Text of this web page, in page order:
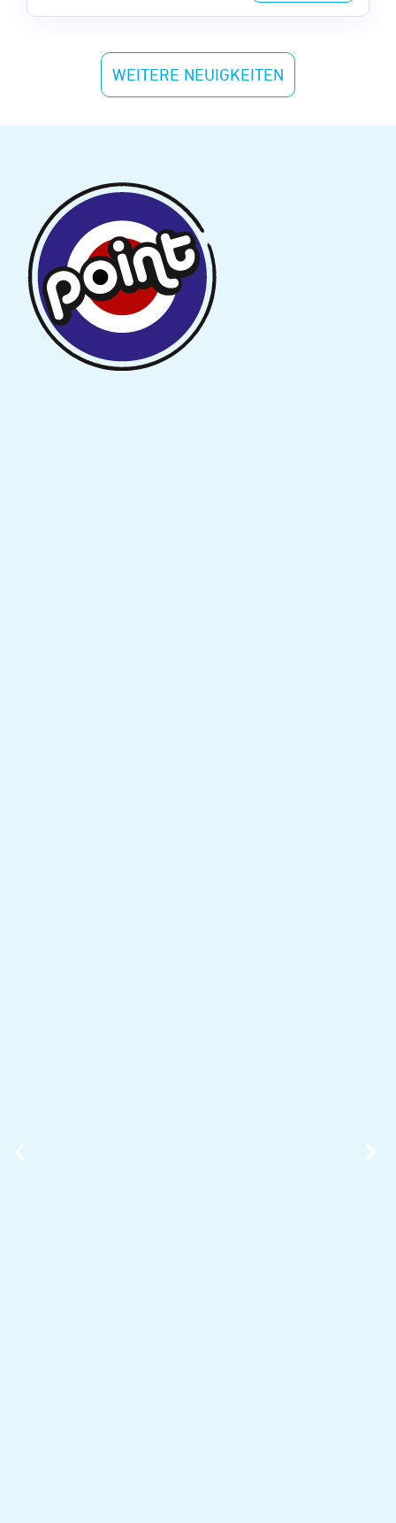
Welt auf die Bühne brachten.
WEITERE NEUIGKEITEN